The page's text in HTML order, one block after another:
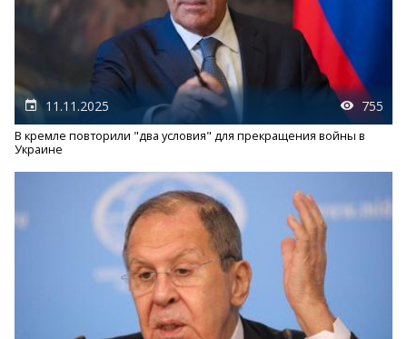
11.11.2025 755
В кремле повторили "два условия" для прекращения войны в
Украине